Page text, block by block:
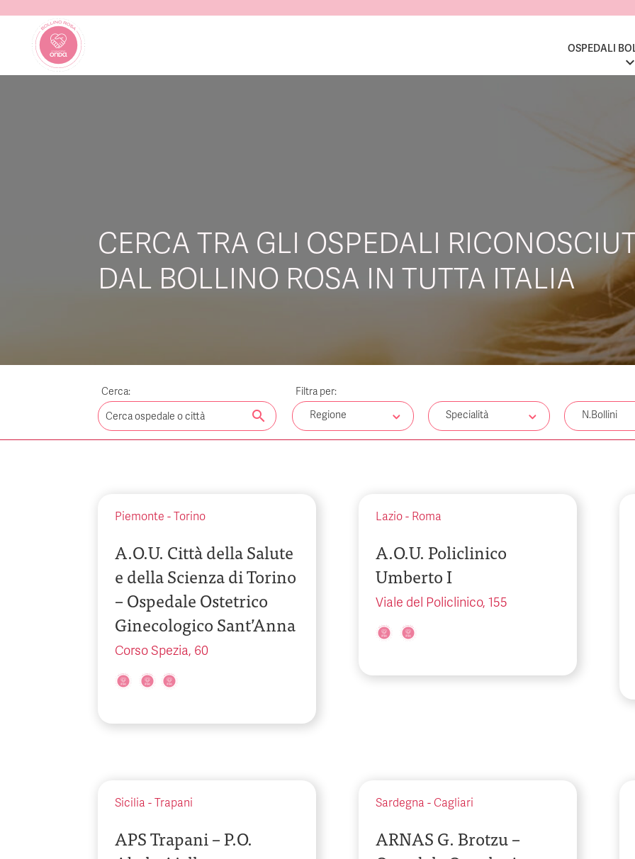
OSPEDALI
CERCA TRA GLI OSPEDALI
DAL BOLLINO ROSA IN TUTTA ITALIA
Cerca:
search
Filtra per:
Regione
Specialità N.Bollini
Piemonte - Torino
A.O.U. Città della Salute
e della Scienza di Torino
– Ospedale Ostetrico
Ginecologico Sant’Anna
Corso Spezia, 60
Lazio- Roma
A.O.U. Policlinico
Umberto I
Viale del Policlinico, 155
Sicilia - Trapani
APS Trapani – P.O.
Sardegna - Cagliari
ARNAS G. Brotzu –